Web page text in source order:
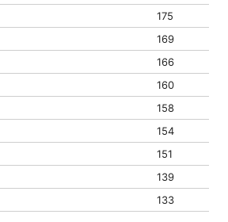
175
169
166
160
158
154
151
139
133